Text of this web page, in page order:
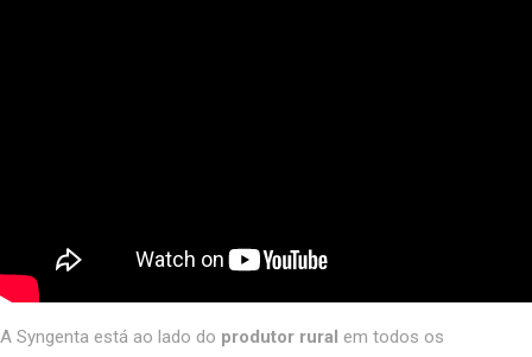
A Syngenta está ao lado do produtor rural em todos os